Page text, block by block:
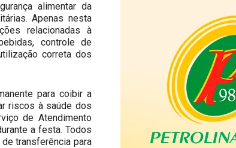
alimentar da
Apenas nesta
relacionadas à
controle de
correta dos
para coibir a
riscos à saúde dos
de Atendimento
a festa. Todos
transferência para